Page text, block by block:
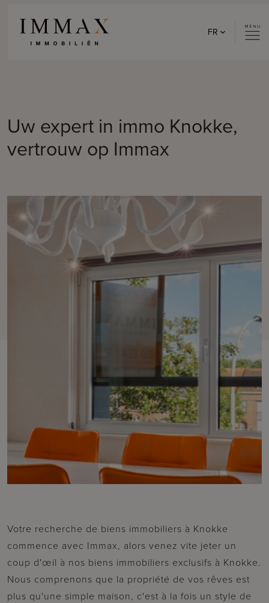
FR
Uw expert in immo Knokke,
vertrouw op Immax
Votre recherche de biens immobiliers à Knokke
commence avec Immax, alors venez vite jeter un
coup d'œil à nos biens immobiliers exclusifs à Knokke.
Nous comprenons que la propriété de vos rêves est
plus qu'une simple maison, c'est à la fois un style de